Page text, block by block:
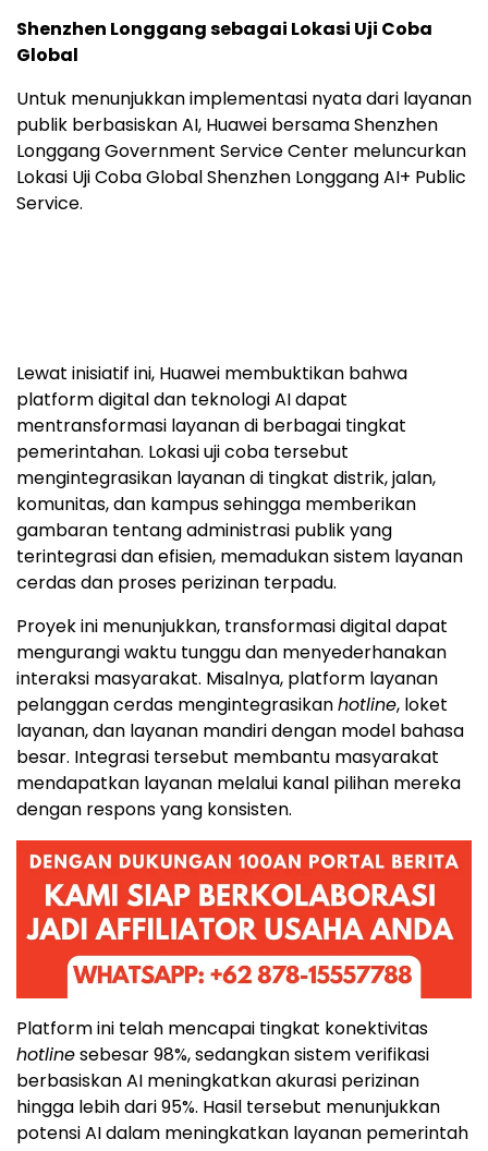
masyarakat harus menghubungi saluran telepon
(hotline
yang baru lahir. Kini, informasi tersebut dapat
diperoleh dalam hitungan detik melalui aplikasi
iShenzhen.
Shenzhen Longgang sebagai Lokasi Uji Coba
Service.
Lewat inisiatif ini, Huawei membuktikan bahwa
platform digital dan teknologi AI dapat
mentransformasi layanan di berbagai tingkat
pemerintahan. Lokasi uji coba tersebut
mengintegrasikan layanan di tingkat distrik, jalan,
komunitas, dan kampus sehingga memberikan
gambaran tentang administrasi publik yang
terintegrasi dan efisien, memadukan sistem layanan
cerdas dan proses perizinan terpadu.
Proyek ini menunjukkan, transformasi digital dapat
mengurangi waktu tunggu dan menyederhanakan
interaksi masyarakat. Misalnya, platform layanan
pelanggan cerdas mengintegrasikanhotline, loket
layanan, dan layanan mandiri dengan model bahasa
besar. Integrasi tersebut membantu masyarakat
mendapatkan layanan melalui kanal pilihan mereka
dengan respons yang konsisten.